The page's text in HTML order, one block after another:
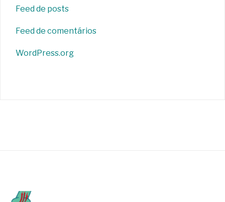
Feed de posts
Feed de comentários
WordPress.org